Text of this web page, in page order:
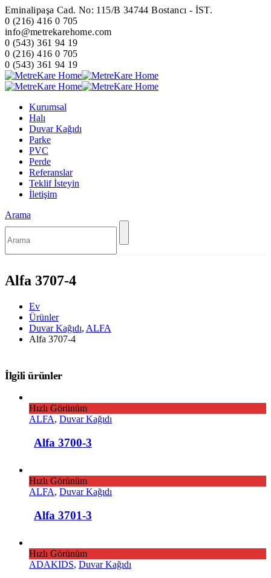
Eminalipaşa Cad. No: 115/B 34744 Bostancı - İST.
0 (216) 416 0 705
info@metrekarehome.com
0 (543) 361 94 19
0 (216) 416 0 705
0 (543) 361 94 19
Kurumsal
Halı
Duvar Kağıdı
Parke
PVC
Perde
Referanslar
Teklif İsteyin
İletişim
Arama
Alfa 3707-4
Ev
Ürünler
Duvar Kağıdı, ALFA
Alfa 3707-4
İlgili ürünler
Hızlı Görünüm
ALFA, Duvar Kağıdı
Alfa 3700-3
Hızlı Görünüm
ALFA, Duvar Kağıdı
Alfa 3701-3
Hızlı Görünüm
ADAKIDS, Duvar Kağıdı